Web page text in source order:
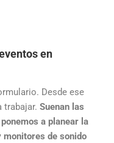
en
Desde ese
trabajar. Suenan las
a planear la
de sonido